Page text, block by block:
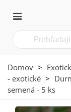
Domov >
- exotické >
semená - 5 ks